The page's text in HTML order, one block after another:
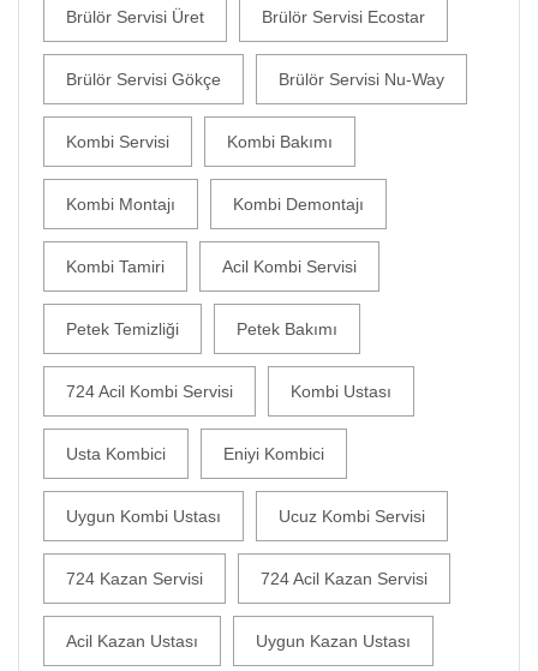
Brülör Servisi Üret Brülör Servisi Ecostar
Brülör Servisi Gökçe Brülör Servisi Nu-Way
Kombi Servisi Kombi Bakımı
Kombi Montajı Kombi Demontajı
Kombi Tamiri Acil Kombi Servisi
Petek Temizliği Petek Bakımı
724 Acil Kombi Servisi Kombi Ustası
Usta Kombici Eniyi Kombici
Uygun Kombi Ustası Ucuz Kombi Servisi
724 Kazan Servisi 724 Acil Kazan Servisi
Acil Kazan Ustası Uygun Kazan Ustası